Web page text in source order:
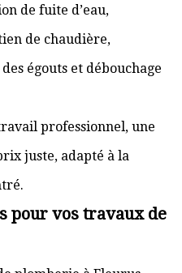
de fuite d’eau,
de chaudière,
égouts et débouchage
professionnel, une
juste, adapté à la
pour vos travaux de